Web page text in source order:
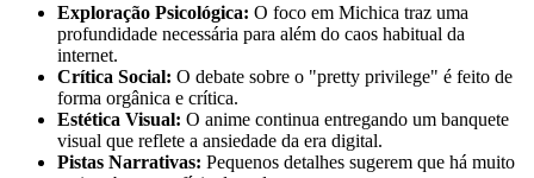
Exploração Psicológica: O foco em Michica traz uma
profundidade necessária para além do caos habitual da
internet.
Crítica Social: O debate sobre o "pretty privilege" é feito de
forma orgânica e crítica.
Estética Visual: O anime continua entregando um banquete
visual que reflete a ansiedade da era digital.
Pistas Narrativas: Pequenos detalhes sugerem que há muito